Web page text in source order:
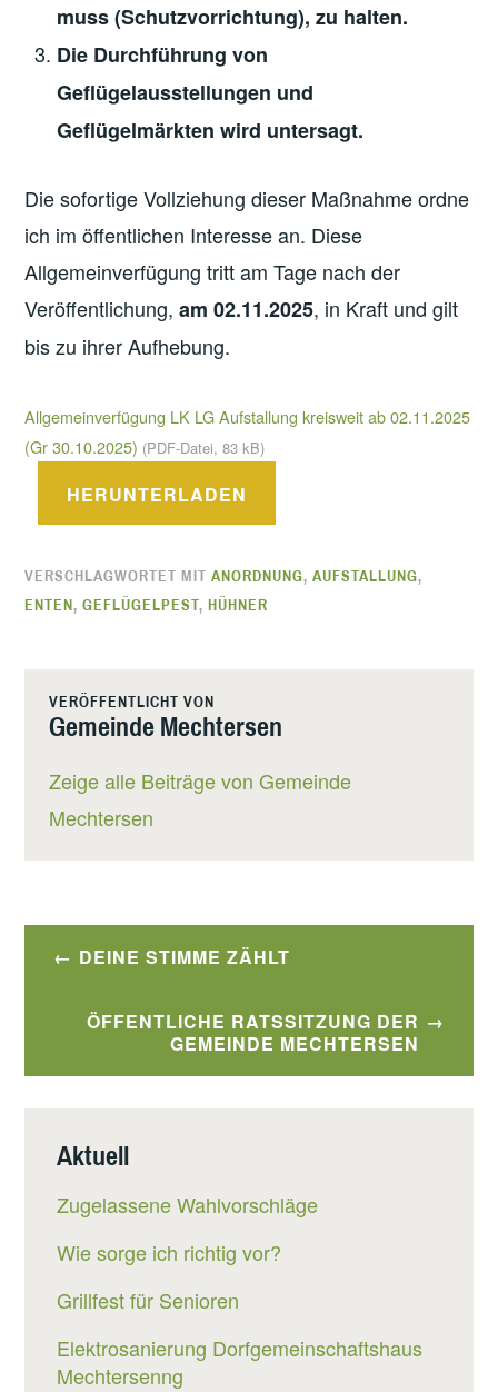
muss (Schutzvorrichtung), zu halten.
Die Durchführung von
Geflügelausstellungen und
Geflügelmärkten wird untersagt.
Die sofortige Vollziehung dieser Maßnahme ordne
ich im öffentlichen Interesse an. Diese
Allgemeinverfügung tritt am Tage nach der
Veröffentlichung,am 02.11.2025, in Kraft und gilt
bis zu ihrer Aufhebung.
Allgemeinverfügung LK LG Aufstallung kreisweit ab 02.11.2025
(Gr 30.10.2025) (PDF-Datei, 83 kB)
HERUNTERLADEN
VERSCHLAGWORTET MITANORDNUNG,AUFSTALLUNG,
ENTEN,GEFLÜGELPEST,HÜHNER
VERÖFFENTLICHT VON
Gemeinde Mechtersen
Zeige alle Beiträge von Gemeinde
Mechtersen
Beitragsnavigation
DEINE STIMME ZÄHLT
ÖFFENTLICHE RATSSITZUNG DER
GEMEINDE MECHTERSEN
Aktuell
Zugelassene Wahlvorschläge
Wie sorge ich richtig vor?
Grillfest für Senioren
Elektrosanierung Dorfgemeinschaftshaus
Mechtersenng